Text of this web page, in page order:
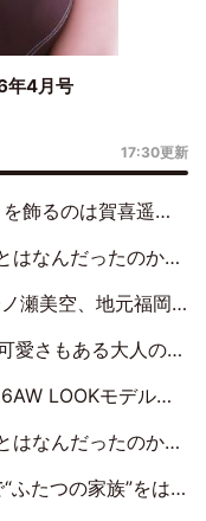
年4月号
17:30更新
分大人になった私を見ていただけたら」
ら、夢眠ねむさんに『てめえはでんぱ組．incなんだよ！』って肩パンされて(笑)」
い25周年トップサポーター』に就任
もある大人の女性に
LOOKモデルに就任
メイクをしたら、場を完全に引かせてしまって。時代が変わったんだなって」
に見送られ、“父”松岡昌宏とはハシゴ酒